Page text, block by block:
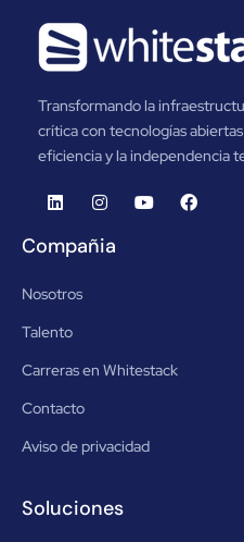
Transformando la
crítica con tecnologías
eficiencia y la independencia
Compañia
Nosotros
Talento
Carreras en Whitestack
Contacto
Aviso de privacidad
Soluciones